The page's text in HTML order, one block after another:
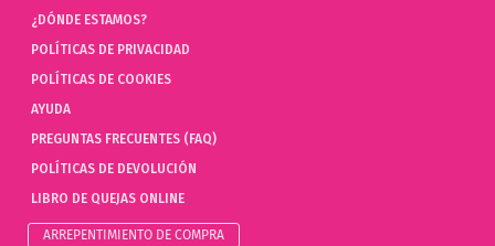
¿DÓNDE ESTAMOS?
POLÍTICAS DE PRIVACIDAD
POLÍTICAS DE COOKIES
AYUDA
PREGUNTAS FRECUENTES (FAQ)
POLÍTICAS DE DEVOLUCIÓN
LIBRO DE QUEJAS ONLINE
ARREPENTIMIENTO DE COMPRA